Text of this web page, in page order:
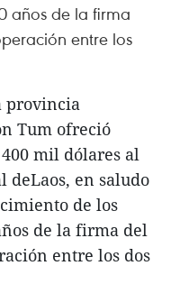
años de la firma
entre los
provincia
Tum ofreció
mil dólares al
deLaos, en saludo
de los
de la firma del
entre los dos